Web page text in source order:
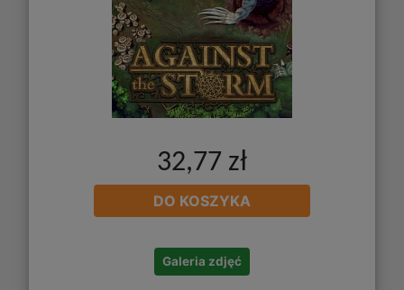
32,77 zł
DO KOSZYKA
Galeria zdjęć